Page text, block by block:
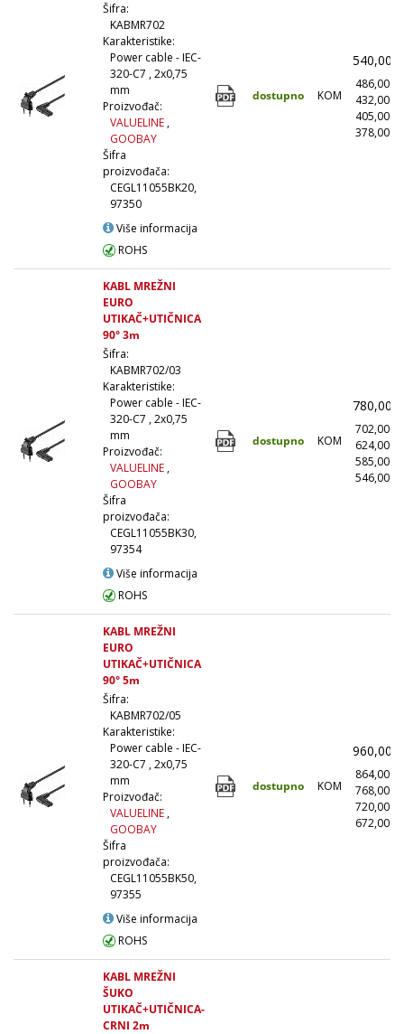
Šifra:
KABMR702
Karakteristike:
Power cable - IEC-
320-C7 , 2x0,75
mm
Proizvođač:
VALUELINE ,
GOOBAY
Šifra
proizvođača:
CEGL11055BK20,
97350
Više informacija
ROHS
dostupno KOM
540,00
486,00
432,00
405,00
378,00
KABL MREŽNI
EURO
UTIKAČ+UTIČNICA
90° 3m
Šifra:
KABMR702/03
Karakteristike:
Power cable - IEC-
320-C7 , 2x0,75
mm
Proizvođač:
VALUELINE ,
GOOBAY
Šifra
proizvođača:
CEGL11055BK30,
97354
Više informacija
ROHS
dostupno KOM
780,00
702,00
624,00
585,00
546,00
KABL MREŽNI
EURO
UTIKAČ+UTIČNICA
90° 5m
Šifra:
KABMR702/05
Karakteristike:
Power cable - IEC-
320-C7 , 2x0,75
mm
Proizvođač:
VALUELINE ,
GOOBAY
Šifra
proizvođača:
CEGL11055BK50,
97355
Više informacija
ROHS
dostupno KOM
960,00
864,00
768,00
720,00
672,00
KABL MREŽNI
ŠUKO
UTIKAČ+UTIČNICA-
CRNI 2m